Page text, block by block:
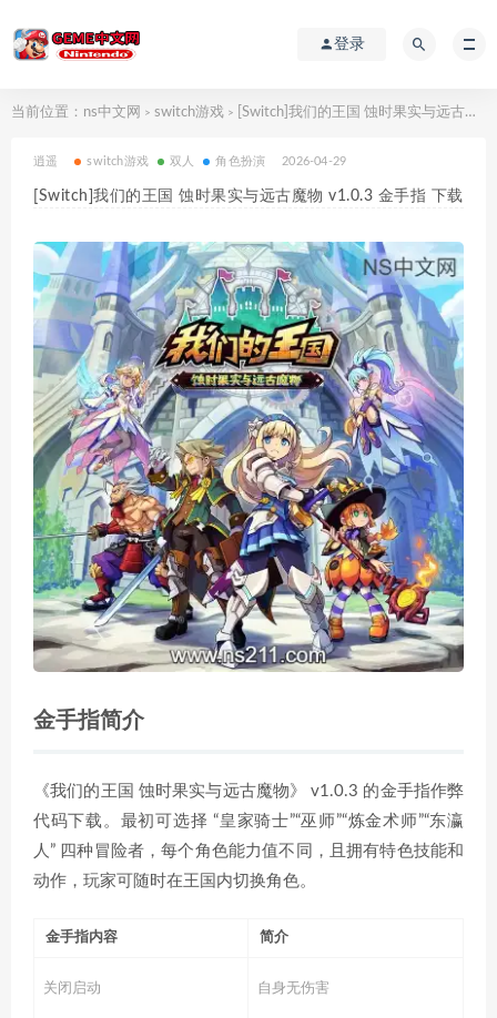
登录
当前位置： ns中文网 > switch游戏 > [Switch]我们的王国 蚀时果实与远古魔物 v1.0.3 金手指 下载
逍遥 switch游戏 双人 角色扮演 2026-04-29
[Switch]我们的王国 蚀时果实与远古魔物 v1.0.3 金手指 下载
金手指简介
《我们的王国 蚀时果实与远古魔物》 v1.0.3 的金手指作弊
代码下载。最初可选择 “皇家骑士”“巫师”“炼金术师”“东瀛
人” 四种冒险者，每个角色能力值不同，且拥有特色技能和
动作，玩家可随时在王国内切换角色。
金手指内容 简介
关闭启动 自身无伤害